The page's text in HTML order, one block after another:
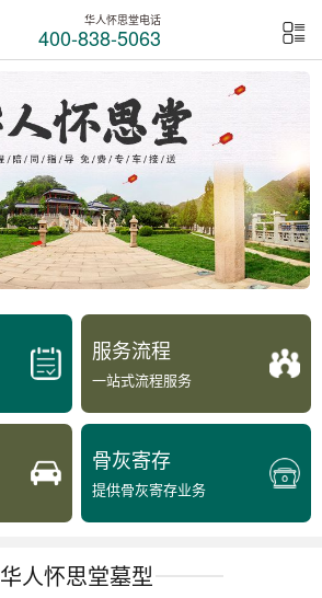
华人怀思堂电话
400-838-5063
服务流程
一站式流程服务
骨灰寄存
提供骨灰寄存业务
华人怀思堂墓型